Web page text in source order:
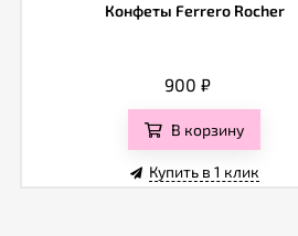
Конфеты Ferrero Rocher
900 ₽
В корзину
Купить в 1 клик